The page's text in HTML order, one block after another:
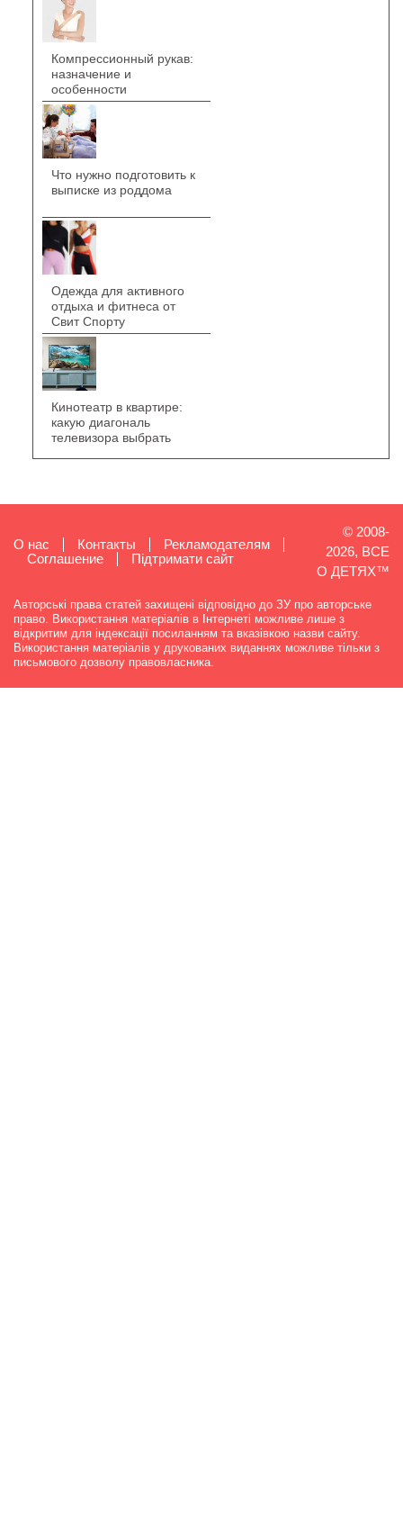
Компрессионный рукав:
назначение и
особенности
Что нужно подготовить к
выписке из роддома
Одежда для активного
отдыха и фитнеса от
Свит Спорту
Кинотеатр в квартире:
какую диагональ
телевизора выбрать
О нас Контакты
Рекламодателям
Cоглашение
Підтримати сайт
© 2008-
2026, ВСЕ
О ДЕТЯХ™
Авторські права статей захищені відповідно до ЗУ про авторське
право. Використання матеріалів в Інтернеті можливе лише з
відкритим для індексації посиланням та вказівкою назви сайту.
Використання матеріалів у друкованих виданнях можливе тільки з
письмового дозволу правовласника.